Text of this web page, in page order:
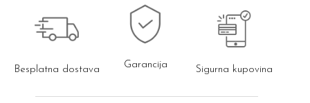
Besplatna dostava Garancija Sigurna kupovina